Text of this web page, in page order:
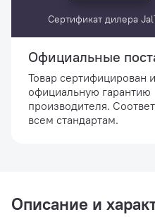
Сертификат дилера
Официальные
Товар сертифицирован
официальную гарантию
производителя.
всем стандартам.
Описание и